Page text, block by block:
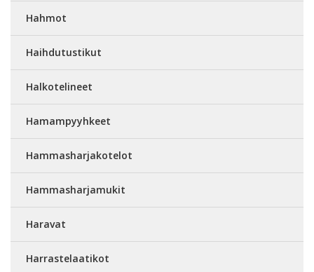
Hahmot
Haihdutustikut
Halkotelineet
Hamampyyhkeet
Hammasharjakotelot
Hammasharjamukit
Haravat
Harrastelaatikot